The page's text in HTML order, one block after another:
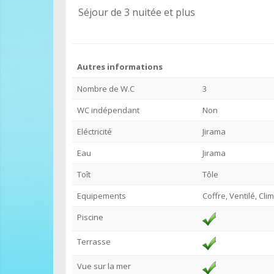
Séjour de 3 nuitée et plus
Autres informations
Nombre de W.C
3
WC indépendant
Non
Eléctricité
Jirama
Eau
Jirama
Toît
Tôle
Equipements
Coffre, Ventilé,
Piscine
Terrasse
Vue sur la mer